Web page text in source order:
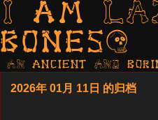
I am
bones?
AN ancient AND
2026年 01月 11日 的归档